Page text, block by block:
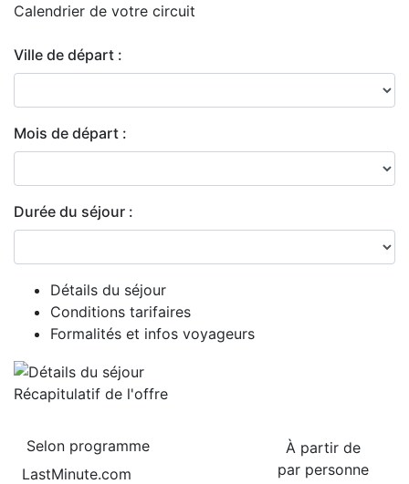
Calendrier de votre circuit
Ville de départ :
Mois de départ :
Durée du séjour :
Détails du séjour
Conditions tarifaires
Formalités et infos voyageurs
Récapitulatif de l'offre
À partir de
par personne
Selon programme
LastMinute.com